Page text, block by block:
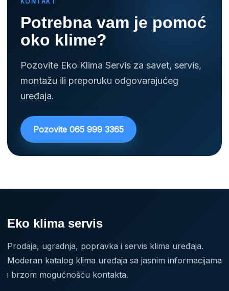
Potrebna vam je pomoć
oko klime?
Pozovite Eko Klima Servis za savet, servis,
montažu ili preporuku odgovarajućeg
uređaja.
Pozovite 065 999 3365
Eko klima servis
Prodaja, ugradnja, popravka i servis klima uređaja.
Moderan katalog klima uređaja sa jasnim informacijama
i brzom mogućnošću kontakta.